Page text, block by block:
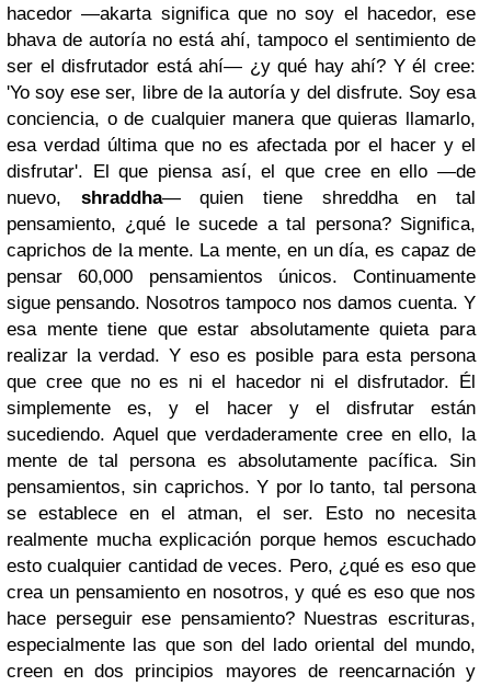
hacedor —akarta significa que no soy el hacedor, ese
bhava de autoría no está ahí, tampoco el sentimiento de
ser el disfrutador está ahí— ¿y qué hay ahí? Y él cree:
'Yo soy ese ser, libre de la autoría y del disfrute. Soy esa
conciencia, o de cualquier manera que quieras llamarlo,
esa verdad última que no es afectada por el hacer y el
disfrutar'. El que piensa así, el que cree en ello —de
nuevo, shraddha— quien tiene shreddha en tal
pensamiento, ¿qué le sucede a tal persona? Significa,
caprichos de la mente. La mente, en un día, es capaz de
pensar 60,000 pensamientos únicos. Continuamente
sigue pensando. Nosotros tampoco nos damos cuenta. Y
esa mente tiene que estar absolutamente quieta para
realizar la verdad. Y eso es posible para esta persona
que cree que no es ni el hacedor ni el disfrutador. Él
simplemente es, y el hacer y el disfrutar están
sucediendo. Aquel que verdaderamente cree en ello, la
mente de tal persona es absolutamente pacífica. Sin
pensamientos, sin caprichos. Y por lo tanto, tal persona
se establece en el atman, el ser. Esto no necesita
realmente mucha explicación porque hemos escuchado
esto cualquier cantidad de veces. Pero, ¿qué es eso que
crea un pensamiento en nosotros, y qué es eso que nos
hace perseguir ese pensamiento? Nuestras escrituras,
especialmente las que son del lado oriental del mundo,
creen en dos principios mayores de reencarnación y